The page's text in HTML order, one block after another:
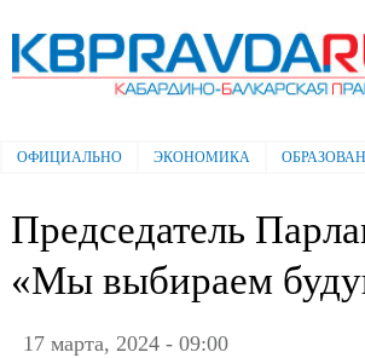
Электронная газета "Кабардино-
Балкарская правда"
Главное меню
ОФИЦИАЛЬНО ЭКОНОМИКА
Председатель
«Мы выбираем
17 марта, 2024 - 09:00